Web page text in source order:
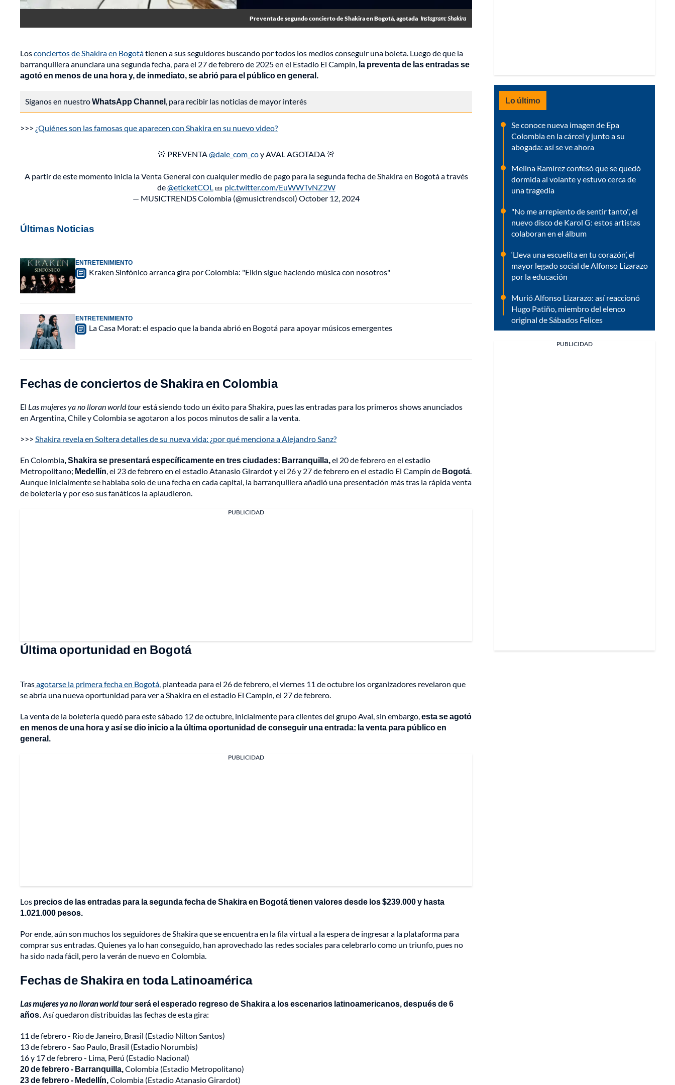
Preventa de segundo concierto de Shakira en Bogotá, agotada Instagram: Shakira
Losconciertos de Shakira en Bogotátienen a sus seguidores buscando por todos los medios conseguir una boleta. Luego de que la
barranquillera anunciara una segunda fecha, para el 27 de febrero de 2025 en el Estadio El Campín, la preventa de las entradas se
agotó en menos de una hora y, de inmediato, se abrió para el público en general.
Síganos en nuestroWhatsApp Channel, para recibir las noticias de mayor interés
>>> ¿Quiénes son las famosas que aparecen con Shakira en su nuevo video?
🚨 PREVENTA@dale_com_coy AVAL AGOTADA 🚨
A partir de este momento inicia la Venta General con cualquier medio de pago para la segunda fecha de Shakira en Bogotá a través
de@eticketCOL🎫 pic.twitter.com/EuWWTvNZ2W
— MUSICTRENDS Colombia (@musictrendscol) October 12, 2024
Últimas Noticias
ENTRETENIMIENTO
Kraken Sinfónico arranca gira por Colombia: "Elkin sigue haciendo música con nosotros"
ENTRETENIMIENTO
La Casa Morat: el espacio que la banda abrió en Bogotá para apoyar músicos emergentes
Fechas de conciertos de Shakira en Colombia
El Las mujeres ya no lloran world tourestá siendo todo un éxito para Shakira, pues las entradas para los primeros shows anunciados
en Argentina, Chile y Colombia se agotaron a los pocos minutos de salir a la venta.
>>> Shakira revela en Soltera detalles de su nueva vida: ¿por qué menciona a Alejandro Sanz?
En Colombia, Shakira se presentará específicamente en tres ciudades: Barranquilla,el 20 de febrero en el estadio
Metropolitano; Medellín, el 23 de febrero en el estadio Atanasio Girardot y el 26 y 27 de febrero en el estadio El Campín de Bogotá.
Aunque inicialmente se hablaba solo de una fecha en cada capital, la barranquillera añadió una presentación más tras la rápida venta
de boletería y por eso sus fanáticos la aplaudieron.
PUBLICIDAD
Última oportunidad en Bogotá
Trasagotarse la primera fecha en Bogotá, planteada para el 26 de febrero, el viernes 11 de octubre los organizadores revelaron que
se abría una nueva oportunidad para ver a Shakira en el estadio El Campín, el 27 de febrero.
La venta de la boletería quedó para este sábado 12 de octubre, inicialmente para clientes del grupo Aval, sin embargo,esta se agotó
en menos de una hora y así se dio inicio a la última oportunidad de conseguir una entrada: la venta para público en
general.
PUBLICIDAD
Los precios de las entradas para la segunda fecha de Shakira en Bogotá tienen valores desde los $239.000 y hasta
1.021.000 pesos.
Por ende, aún son muchos los seguidores de Shakira que se encuentra en la fila virtual a la espera de ingresar a la plataforma para
comprar sus entradas. Quienes ya lo han conseguido, han aprovechado las redes sociales para celebrarlo como un triunfo, pues no
ha sido nada fácil, pero la verán de nuevo en Colombia.
Fechas de Shakira en toda Latinoamérica
Las mujeres ya no lloran world tourserá el esperado regreso de Shakira a los escenarios latinoamericanos, después de 6
años.Así quedaron distribuidas las fechas de esta gira:
11 de febrero - Rio de Janeiro, Brasil (Estadio Nilton Santos)
13 de febrero - Sao Paulo, Brasil (Estadio Norumbis)
16 y 17 de febrero - Lima, Perú (Estadio Nacional)
20 de febrero - Barranquilla,Colombia (Estadio Metropolitano)
23 de febrero - Medellín,Colombia (Estadio Atanasio Girardot)
Lo último
Se conoce nueva imagen de Epa
Colombia en la cárcel y junto a su
abogada: así se ve ahora
Melina Ramírez confesó que se quedó
dormida al volante y estuvo cerca de
una tragedia
"No me arrepiento de sentir tanto", el
nuevo disco de Karol G: estos artistas
colaboran en el álbum
‘Lleva una escuelita en tu corazón’, el
mayor legado social de Alfonso Lizarazo
por la educación
Murió Alfonso Lizarazo: así reaccionó
Hugo Patiño, miembro del elenco
original de Sábados Felices
PUBLICIDAD